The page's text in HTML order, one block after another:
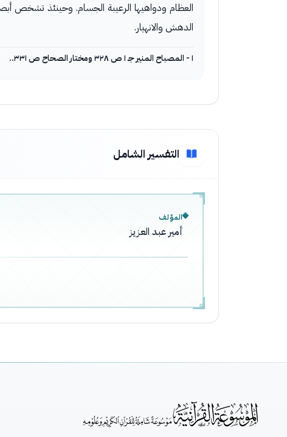
العظام ودواهيها الرعيبة الجسام. وحينئذ تشخص
الدهش والانهيار.
١ - المصباح المنير جـ ١ ص ٣٢٨ ومختار الصحاح ص ٣٣١..
التفسير الشامل
المؤلف
أمير عبد العزيز